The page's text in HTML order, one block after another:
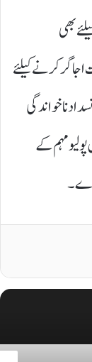
بھی
کرنے کیلئے
ناخواندگی
مہم کے